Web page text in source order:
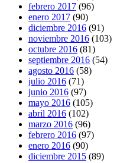
febrero 2017 (96)
enero 2017 (90)
diciembre 2016 (91)
noviembre 2016 (103)
octubre 2016 (81)
septiembre 2016 (54)
agosto 2016 (58)
julio 2016 (71)
junio 2016 (97)
mayo 2016 (105)
abril 2016 (102)
marzo 2016 (96)
febrero 2016 (97)
enero 2016 (90)
diciembre 2015 (89)